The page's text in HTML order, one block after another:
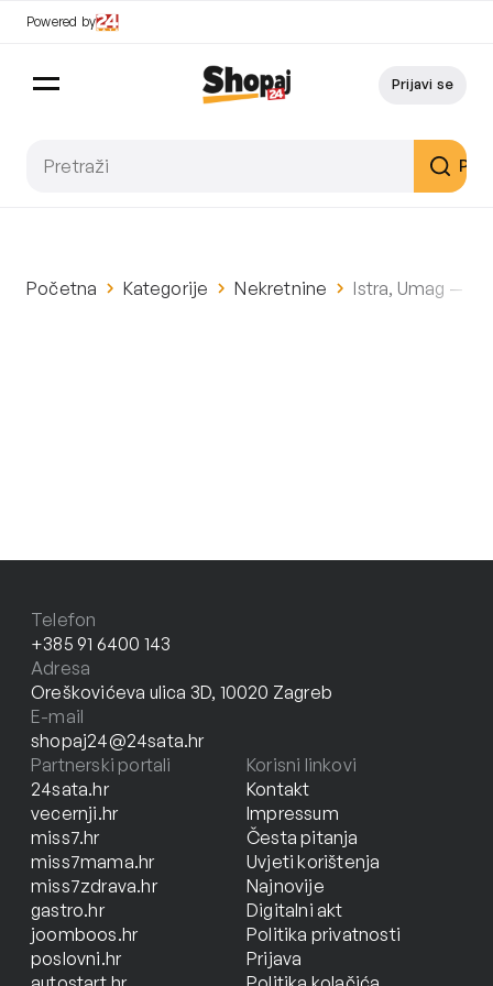
Powered by
Prijavi se
Početna Kategorije Nekretnine Istra, Umag —
Telefon
+385 91 6400 143
Adresa
Oreškovićeva ulica 3D, 10020 Zagreb
E-mail
shopaj24@24sata.hr
Partnerski portali
24sata.hr
vecernji.hr
miss7.hr
miss7mama.hr
miss7zdrava.hr
gastro.hr
joomboos.hr
poslovni.hr
Korisni linkovi
Kontakt
Impressum
Česta pitanja
Uvjeti korištenja
Najnovije
Digitalni akt
Politika privatnosti
Prijava